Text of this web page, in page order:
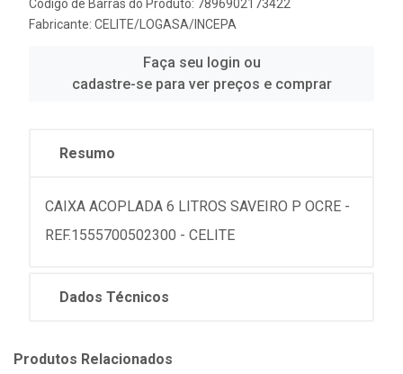
Código de Barras do Produto: 7896902173422
Fabricante: CELITE/LOGASA/INCEPA
Faça seu login ou
cadastre-se para ver preços e comprar
Resumo
CAIXA ACOPLADA 6 LITROS SAVEIRO P OCRE -
REF.1555700502300 - CELITE
Dados Técnicos
Produtos Relacionados